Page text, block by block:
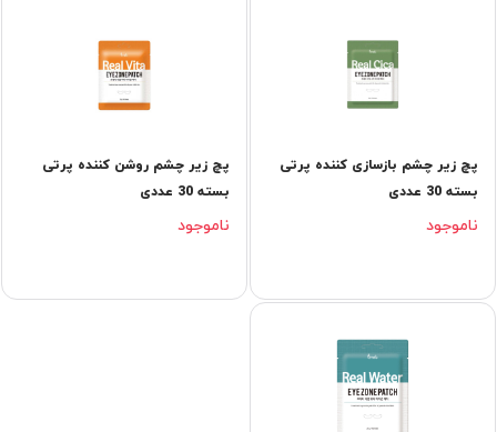
پچ زیر چشم بازسازی کننده پرتی
بسته 30 عددی
ناموجود
پچ زیر چشم روشن کننده پرتی
بسته 30 عددی
ناموجود